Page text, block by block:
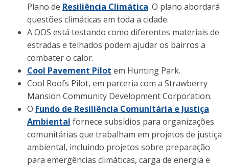
Plano de Resiliência Climática. O plano abordará
questões climáticas em toda a cidade.
A OOS está testando como diferentes materiais de
estradas e telhados podem ajudar os bairros a
combater o calor.
Cool Pavement Pilot em Hunting Park.
Cool Roofs Pilot, em parceria com a Strawberry
Mansion Community Development Corporation.
O Fundo de Resiliência Comunitária e Justiça
Ambiental fornece subsídios para organizações
comunitárias que trabalham em projetos de justiça
ambiental, incluindo projetos sobre preparação
para emergências climáticas, carga de energia e